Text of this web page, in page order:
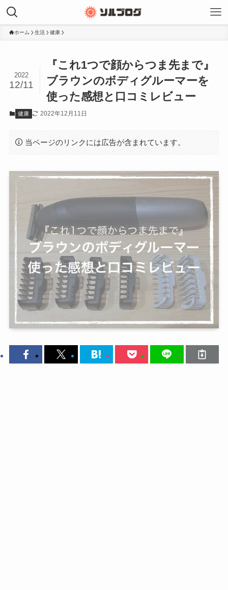
ホーム 生活 健康
『これ1つで顔からつま先まで』
ブラウンのボディグルーマーを
使った感想と口コミレビュー
2022
12/11
健康 2022年12月11日
当ページのリンクには広告が含まれています。